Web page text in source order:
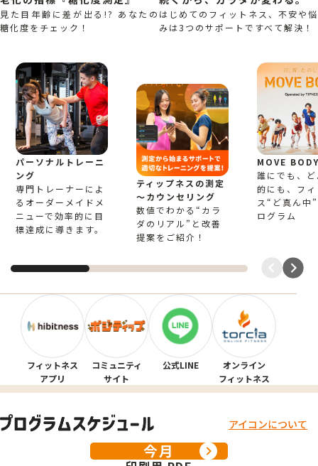
（会員割引はありません）
・入庫から90分無料
（駐車後6h毎に100円加算）
・最大収容台数 → 自転車200台
設備内容
トレーニン
スタジオ プール シャワー お風呂
水風呂 サウナ
エステティ
ック
ブティック ラウンジ
その他
男性：人工温泉トゴールⓇの湯、水風呂、サ
ウナはオートロウリュ付
ウナはオートロウリュ付
不明な点がございましたら店舗までお問合せ
ください。
成人会員様のプールエリアご利用について、レッ
見た目年齢に差が出る!? あなたの
糖化度をチェック！
はじめてのフィットネス、不安や悩
みは3つのサポートですべて解決！
フィットネス
アプリ
コミュニティ
サイト
公式LINE
オンライン
フィットネス
パーソナルトレーニ
ング
専門トレーナーによ
るオーダーメイドメ
ニューで効率的に目
標達成に導きます。
ティップネスの測定
～カウンセリング
数値でわかる“カラ
ダのリアル”と改善
提案をご紹介！
MOVE
誰にでも、
的にも、フ
ス“ど真ん中
ログラム
アイコンについて
今月